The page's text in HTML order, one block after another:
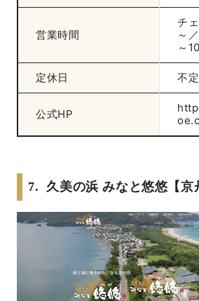
営業時間
チ
～
～
定休日 不
公式HP
7. 久美の浜 みなと悠悠【京